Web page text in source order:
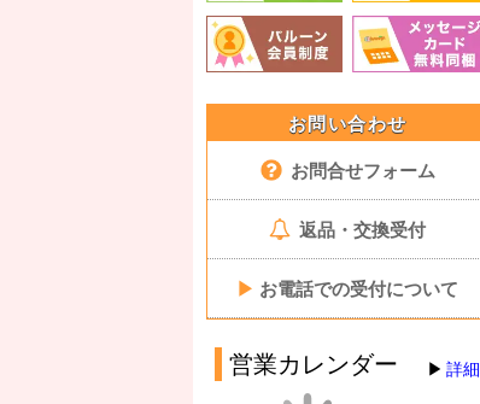
お問い合わせ
お問合せフォーム
返品・交換受付
▶ お電話での受付について
営業カレンダー 詳細